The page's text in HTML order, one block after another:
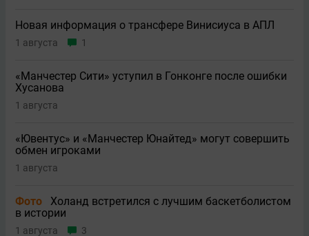
Новая информация о трансфере Винисиуса в АПЛ
1 августа 1
«Манчестер Сити» уступил в Гонконге после ошибки
Хусанова
1 августа
«Ювентус» и «Манчестер Юнайтед» могут совершить
обмен игроками
1 августа
Фото
Холанд встретился с лучшим баскетболистом
в истории
1 августа 3